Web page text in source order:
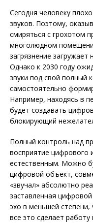
Сегодня человеку
звуков. Поэтому,
смиряться с грохотом
многолюдном
загрязнение
Однако к 2030 году
звуки под свой полный
самостоятельно
Например, находясь в
будет создавать
блокирующий
Полный контроль над
восприятие цифрового
естественным. Можно
цифровой объект,
«звучал» абсолютно
заставленная
эхо в меньшей
все это сделает работу